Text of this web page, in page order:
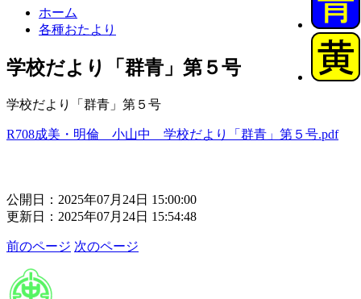
ホーム
各種おたより
学校だより「群青」第５号
学校だより「群青」第５号
R708成美・明倫 小山中 学校だより「群青」第５号.pdf
公開日：2025年07月24日 15:00:00
更新日：2025年07月24日 15:54:48
前のページ 次のページ